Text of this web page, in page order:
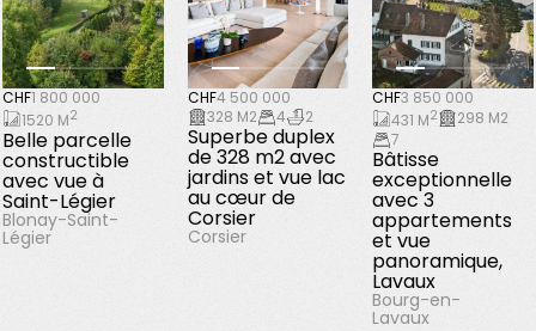
CHF1 800 000
1520 M2
Belle parcelle
constructible
avec vue à
Saint-Légier
Blonay-Saint-
Légier
CHF4 500 000
328 M2
4 2
Superbe duplex
de 328 m2 avec
jardins et vue lac
au cœur de
Corsier
Corsier
CHF3 850 000
431 M2
298 M2
7
Bâtisse
exceptionnelle
avec 3
appartements
et vue
panoramique,
Lavaux
Bourg-en-
Lavaux